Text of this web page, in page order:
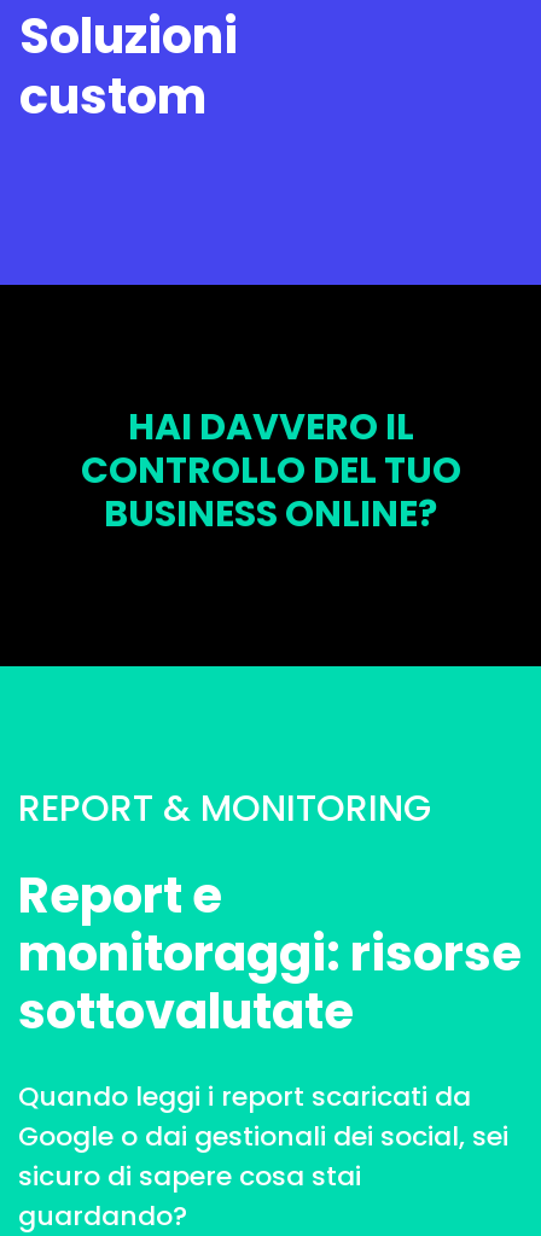
Soluzioni
custom
HAI DAVVERO IL
CONTROLLO DEL TUO
BUSINESS ONLINE?
REPORT & MONITORING
Report e
monitoraggi: risorse
sottovalutate
Quando leggi i report scaricati da
Google o dai gestionali dei social, sei
sicuro di sapere cosa stai
guardando?